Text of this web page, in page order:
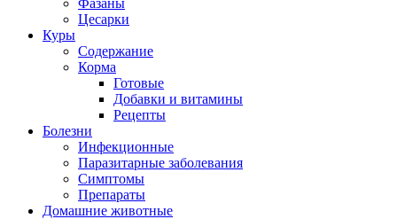
Фазаны
Цесарки
Куры
Содержание
Корма
Готовые
Добавки и витамины
Рецепты
Болезни
Инфекционные
Паразитарные заболевания
Симптомы
Препараты
Домашние животные